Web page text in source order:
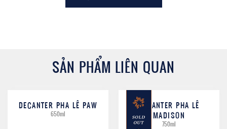
SẢN PHẨM LIÊN QUAN
DECANTER PHA LÊ PAW
650ml
DECANTER PHA LÊ
MADISON
750ml